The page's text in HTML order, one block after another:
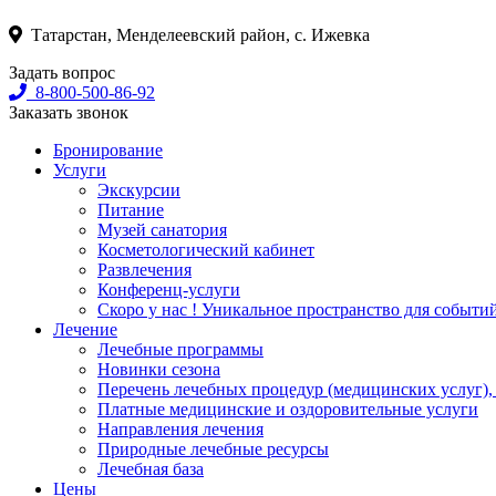
Татарстан, Менделеевский район, с. Ижевка
Задать вопрос
8-800-500-86-92
Заказать звонок
Бронирование
Услуги
Экскурсии
Питание
Музей санатория
Косметологический кабинет
Развлечения
Конференц-услуги
Скоро у нас ! Уникальное пространство для
Лечение
Лечебные программы
Новинки сезона
Перечень лечебных процедур (медицинских
Платные медицинские и оздоровительные услуги
Направления лечения
Природные лечебные ресурсы
Лечебная база
Цены